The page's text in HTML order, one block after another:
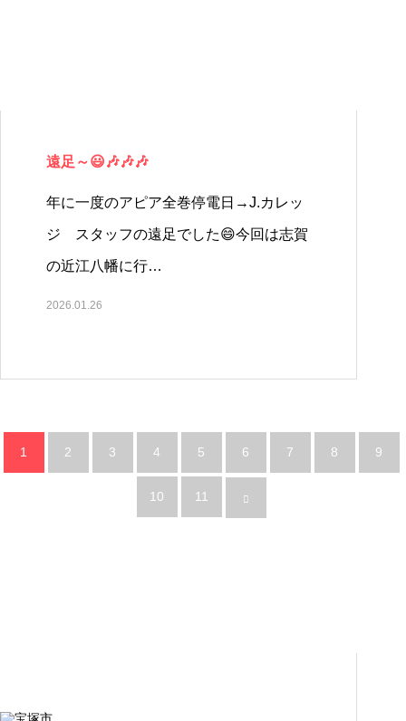
遠足～😃🎶🎶🎶
年に一度のアピア全巻停電日→J.カレッ
ジ スタッフの遠足でした😄今回は志賀
の近江八幡に行…
2026.01.26
1 2 3 4 5 6 7 8 9
10 11